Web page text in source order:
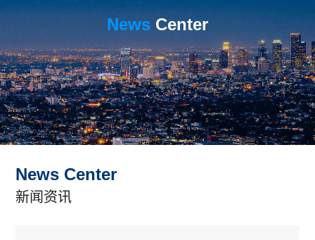
News Center
News Center
新闻资讯